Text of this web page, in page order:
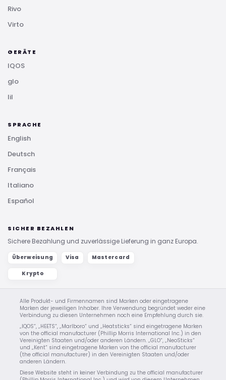
Rivo
Virto
GERÄTE
IQOS
glo
lil
SPRACHE
English
Deutsch
Français
Italiano
Español
SICHER BEZAHLEN
Sichere Bezahlung und zuverlässige Lieferung in ganz Europa.
Überweisung Visa Mastercard
Krypto
Alle Produkt- und Firmennamen sind Marken oder eingetragene
Marken der jeweiligen Inhaber. Ihre Verwendung begründet weder eine
Verbindung zu diesen Unternehmen noch eine Empfehlung durch sie.
„IQOS“, „HEETS“, „Marlboro“ und „Heatsticks“ sind eingetragene Marken
von the official manufacturer (Phillip Morris International Inc.) in den
Vereinigten Staaten und/oder anderen Ländern. „GLO“, „NeoSticks“
und „Kent“ sind eingetragene Marken von the official manufacturer
(the official manufacturer) in den Vereinigten Staaten und/oder
anderen Ländern.
Diese Website steht in keiner Verbindung zu the official manufacturer